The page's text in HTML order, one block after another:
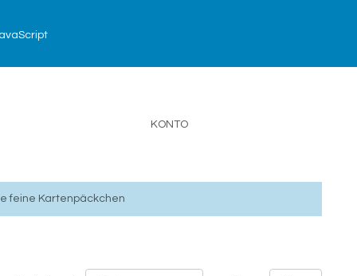
KONTO
feine Kartenpäckchen